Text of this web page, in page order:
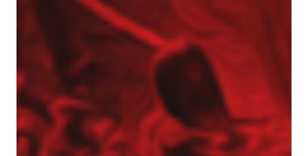
Gwoździe gruntowe
Ściągi gruntowe
Siatki stalowe – zabezpieczenie zboczy
Torkret – beton natryskowy
Przesłony przeciwfiltracyjne i iniekcje gruntu
Iniekcja uszczelniająca